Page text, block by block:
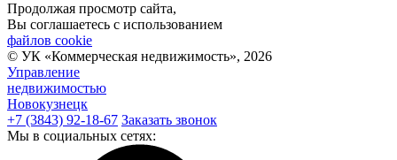
Продолжая просмотр сайта,
Вы соглашаетесь с использованием
файлов cookie
© УК «Коммерческая недвижимость», 2026
Управление
недвижимостью
Новокузнецк
+7 (3843) 92-18-67 Заказать звонок
Мы в социальных сетях: